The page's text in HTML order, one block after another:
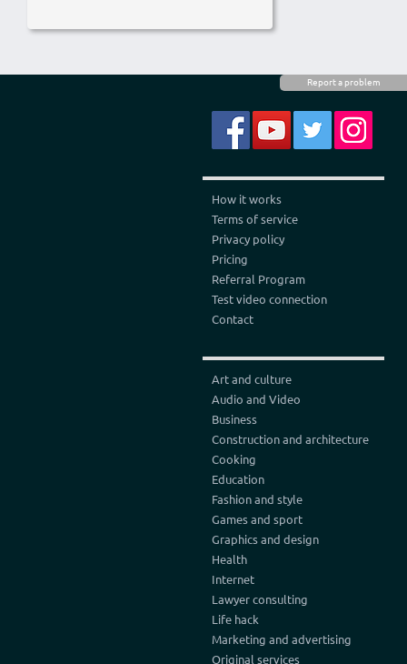
Report a problem
How it works
Terms of service
Privacy policy
Pricing
Referral Program
Test video connection
Contact
Art and culture
Audio and Video
Business
Construction and architecture
Cooking
Education
Fashion and style
Games and sport
Graphics and design
Health
Internet
Lawyer consulting
Life hack
Marketing and advertising
Original services